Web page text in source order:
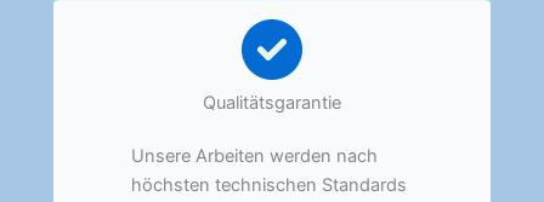
Qualitätsgarantie
Unsere Arbeiten werden nach
höchsten technischen Standards